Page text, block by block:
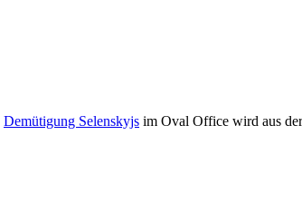
Demütigung Selenskyjs im Oval Office wird aus